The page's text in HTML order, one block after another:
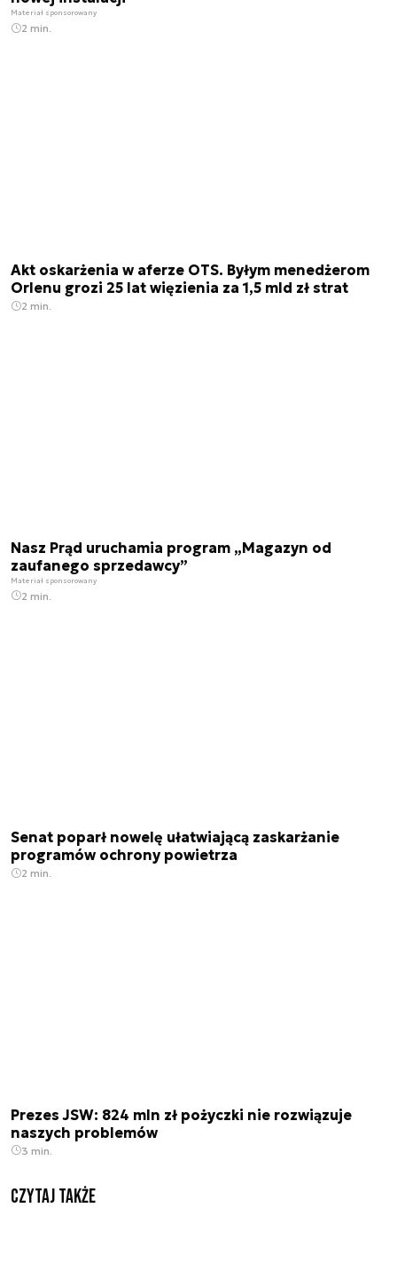
Materiał sponsorowany
2 min.
Akt oskarżenia w aferze OTS. Byłym menedżerom
Orlenu grozi 25 lat więzienia za 1,5 mld zł strat
2 min.
Nasz Prąd uruchamia program „Magazyn od
zaufanego sprzedawcy”
Materiał sponsorowany
2 min.
Senat poparł nowelę ułatwiającą zaskarżanie
programów ochrony powietrza
2 min.
Prezes JSW: 824 mln zł pożyczki nie rozwiązuje
naszych problemów
3 min.
Czytaj także